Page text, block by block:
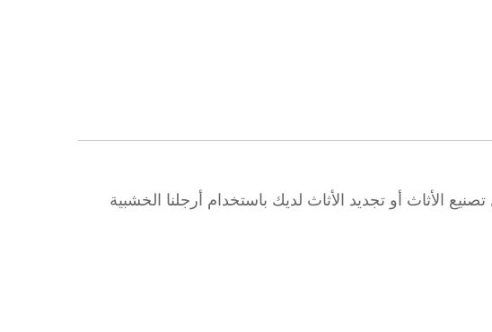
عزِّز أعمال تصنيع الأثاث أو تجديد الأثاث لديك باستخدام أرجلنا الخشبية